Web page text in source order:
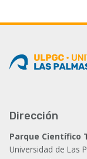
Dirección
Parque Científico
Universidad de Las